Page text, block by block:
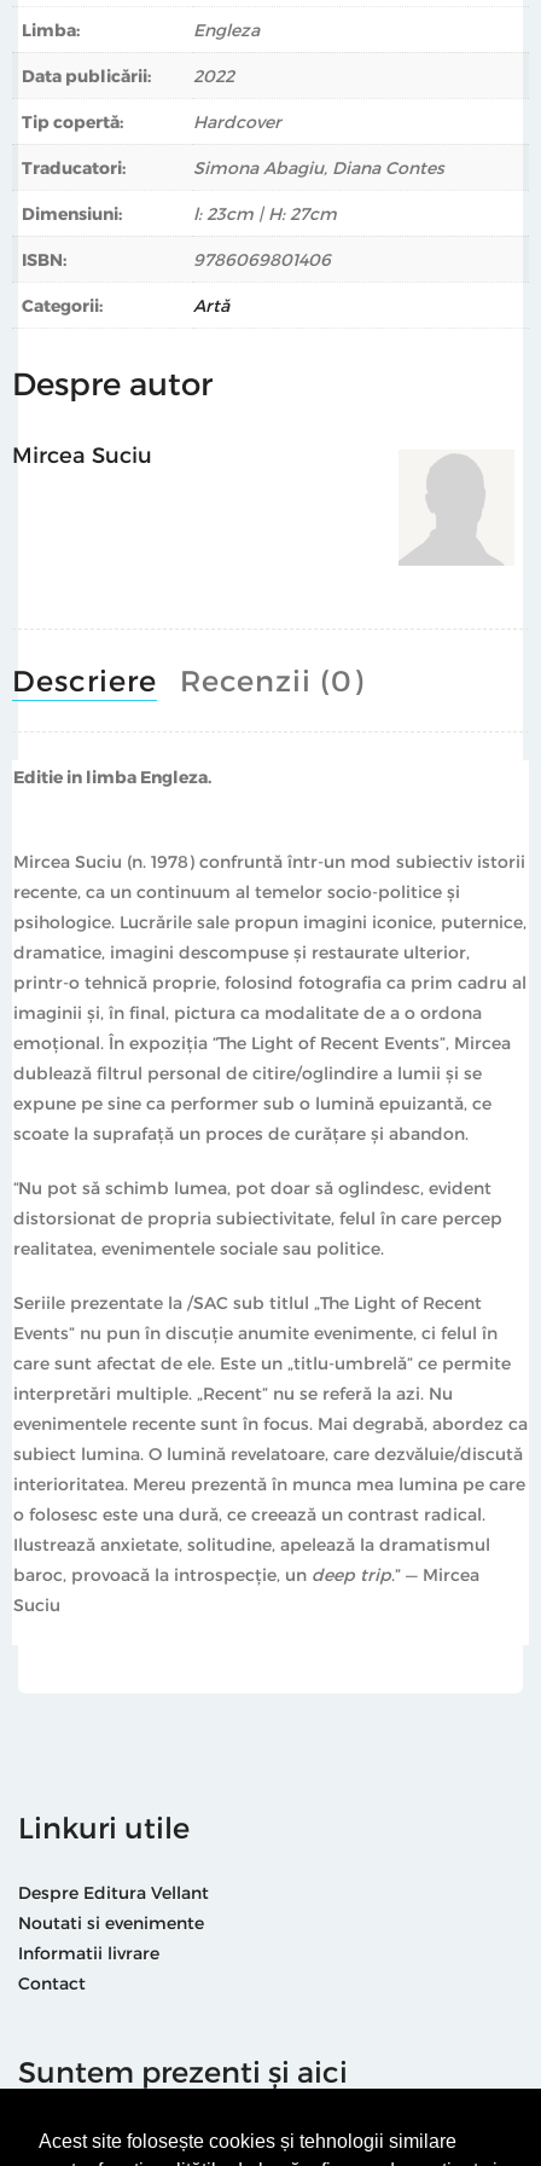
Acest site folosește cookies și tehnologii similare
azi. Nu evenimentele recente sunt în focus. Mai degrabă,
abordez ca subiect lumina. O lumină revelatoare, care
dezvăluie/discută interioritatea. Mereu prezentă în
munca mea lumina pe care o folosesc este una dură, ce
creează un contrast radical. Ilustrează anxietate,
solitudine, apelează la dramatismul baroc, provoacă la
introspecție, un
deep trip .” — Mircea Suciu
Limba: Engleza
Data publicării: 2022
Tip copertă: Hardcover
Traducatori: Simona Abagiu, Diana Contes
Dimensiuni: l: 23cm | H: 27cm
ISBN: 9786069801406
Categorii: Artă
Despre autor
Mircea Suciu
Descriere Recenzii (0)
Editie in limba Engleza.
Mircea Suciu (n. 1978) confruntă într-un mod subiectiv istorii
recente, ca un continuum al temelor socio-politice și
psihologice. Lucrările sale propun imagini iconice, puternice,
dramatice, imagini descompuse și restaurate ulterior,
printr-o tehnică proprie, folosind fotografia ca prim cadru al
imaginii și, în final, pictura ca modalitate de a o ordona
emoțional. În expoziția “The Light of Recent Events”, Mircea
dublează filtrul personal de citire/oglindire a lumii și se
expune pe sine ca performer sub o lumină epuizantă, ce
scoate la suprafață un proces de curățare și abandon.
“Nu pot să schimb lumea, pot doar să oglindesc, evident
distorsionat de propria subiectivitate, felul în care percep
realitatea, evenimentele sociale sau politice.
Seriile prezentate la /SAC sub titlul „The Light of Recent
Events” nu pun în discuție anumite evenimente, ci felul în
care sunt afectat de ele. Este un „titlu-umbrelă” ce permite
interpretări multiple. „Recent” nu se referă la azi. Nu
evenimentele recente sunt în focus. Mai degrabă, abordez ca
subiect lumina. O lumină revelatoare, care dezvăluie/discută
interioritatea. Mereu prezentă în munca mea lumina pe care
o folosesc este una dură, ce creează un contrast radical.
Ilustrează anxietate, solitudine, apelează la dramatismul
baroc, provoacă la introspecție, un deep trip.” — Mircea
Suciu
Linkuri utile
Despre Editura Vellant
Noutati si evenimente
Informatii livrare
Contact
Suntem prezenti și aici